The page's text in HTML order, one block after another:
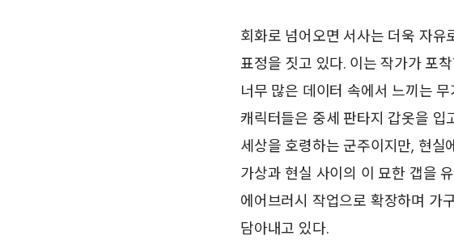
회화로 넘어오면 서사는 더욱 자유
표정을 짓고 있다. 이는 작가가 포
너무 많은 데이터 속에서 느끼는
캐릭터들은 중세 판타지 갑옷을 입
세상을 호령하는 군주이지만, 현
가상과 현실 사이의 이 묘한 갭을
에어브러시 작업으로 확장하며 가
담아내고 있다.